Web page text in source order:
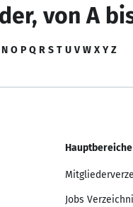
von A
N O P Q R S T U V W X Y Z
Hauptbereiche
Jobs